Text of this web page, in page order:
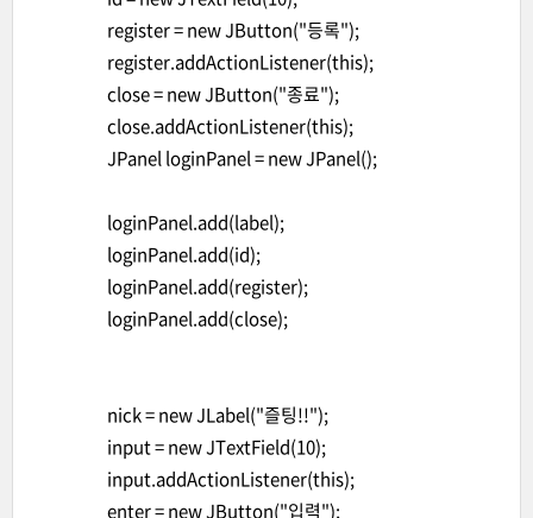
register = new JButton("등록");
register.addActionListener(this);
close = new JButton("종료");
close.addActionListener(this);
JPanel loginPanel = new JPanel();
loginPanel.add(label);
loginPanel.add(id);
loginPanel.add(register);
loginPanel.add(close);
nick = new JLabel("즐팅!!");
input = new JTextField(10);
input.addActionListener(this);
enter = new JButton("입력");